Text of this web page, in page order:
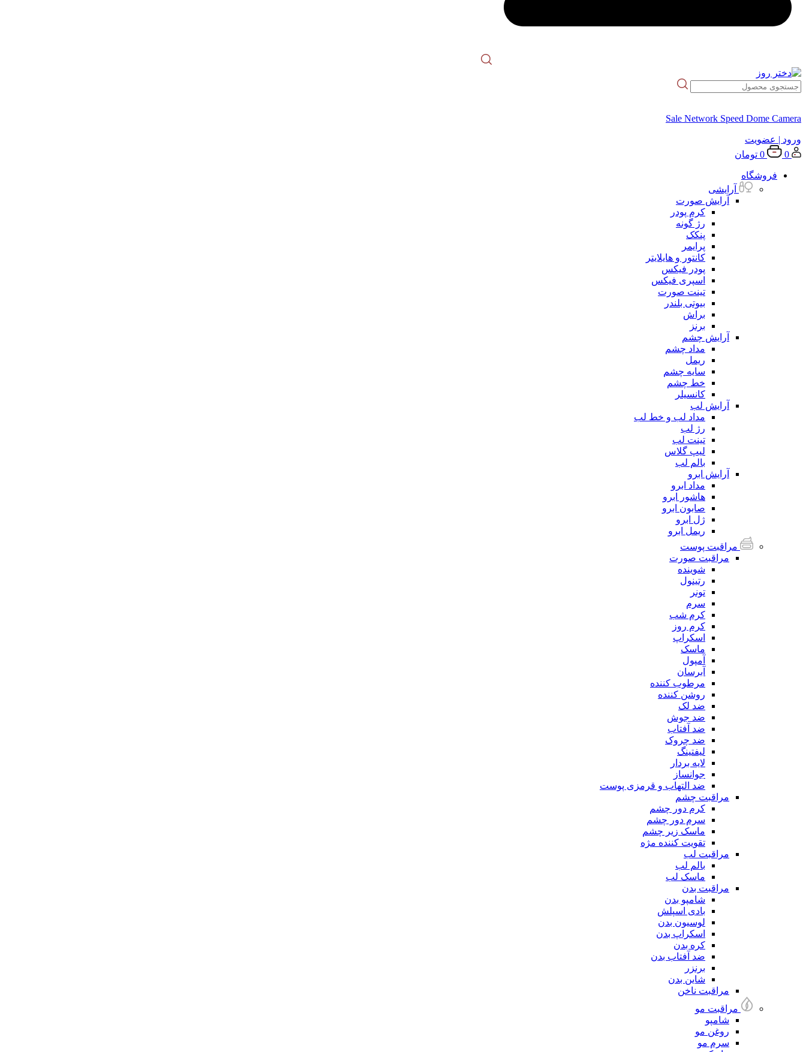
Sale Network Speed Dome Camera
ورود | عضویت
0
0 تومان
فروشگاه
آرایشی
آرایش صورت
کرم پودر
رژ گونه
پنکک
پرایمر
کانتور و هایلایتر
پودر فیکس
اسپری فیکس
تینت صورت
بیوتی بلندر
براش
برنز
آرایش چشم
مداد چشم
ریمل
سایه چشم
خط چشم
کانسیلر
آرایش لب
مداد لب و خط لب
رژ لب
تینت لب
لیپ گلاس
بالم لب
آرایش ابرو
مداد ابرو
هاشور ابرو
صابون ابرو
ژل ابرو
ریمل ابرو
مراقبت پوست
مراقبت صورت
شوینده
رتینول
تونر
سرم
کرم شب
کرم روز
اسکراپ
ماسک
آمپول
آبرسان
مرطوب کننده
روشن کننده
ضد لک
ضد جوش
ضد آفتاب
ضد چروک
لیفتینگ
لایه بردار
جوانساز
ضد التهاب و قرمزی پوست
مراقبت چشم
کرم دور چشم
سرم دور چشم
ماسک زیر چشم
تقویت کننده مژه
مراقبت لب
بالم لب
ماسک لب
مراقبت بدن
شامپو بدن
بادی اسپلش
لوسیون بدن
اسکراپ بدن
کره بدن
ضد آفتاب بدن
برنزر
شاین بدن
مراقبت ناخن
مراقبت مو
شامپو
روغن مو
سرم مو